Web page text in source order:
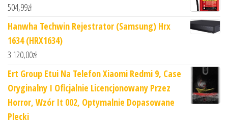
504,99zł
Hanwha Techwin Rejestrator (Samsung) Hrx
1634 (HRX1634)
3 120,00zł
Ert Group Etui Na Telefon Xiaomi Redmi 9, Case
Oryginalny I Oficjalnie Licencjonowany Przez
Horror, Wzór It 002, Optymalnie Dopasowane
Plecki